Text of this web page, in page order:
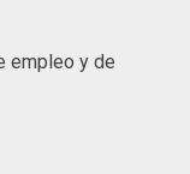
empleo y de